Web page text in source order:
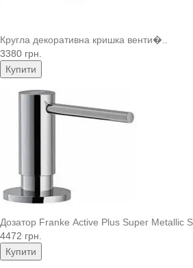
Кругла декоративна кришка венти�..
3380 грн.
Купити
Дозатор Franke Active Plus Super Metallic
4472 грн.
Купити